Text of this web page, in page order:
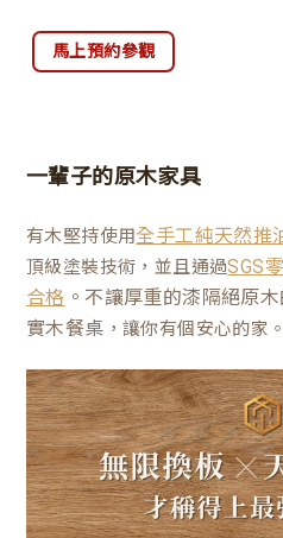
馬上預約參觀
一輩子的原木家具
有木堅持使用全手工純天然推
頂級塗裝技術，並且通過SGS
合格 。不讓厚重的漆隔絕原
實木餐桌 ，讓你有個安心的家。